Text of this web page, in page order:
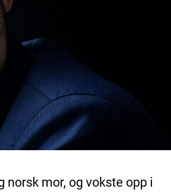
norsk mor, og vokste opp i